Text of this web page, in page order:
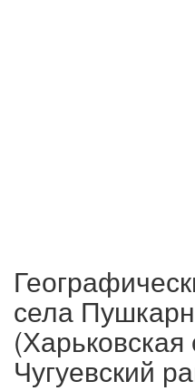
села
(Харьковская
Чугуевский